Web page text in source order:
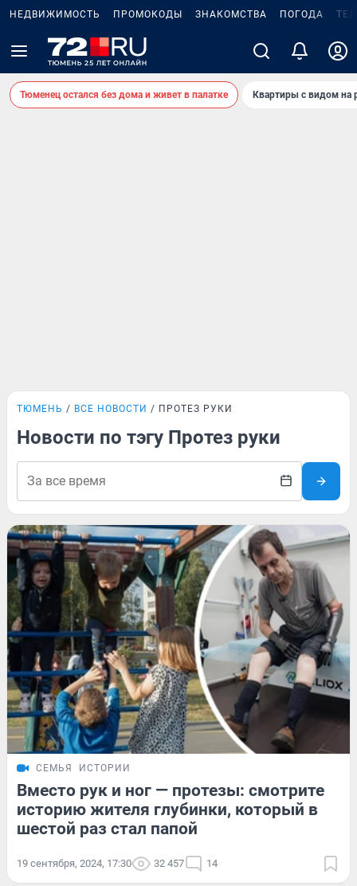
НЕДВИЖИМОСТЬ ПРОМОКОДЫ ЗНАКОМСТВА ПОГОДА
Тюменец остался без дома и живет в палатке Квартиры с видом на
ТЮМЕНЬ ВСЕ НОВОСТИ ПРОТЕЗ РУКИ
Новости по тэгу Протез руки
СЕМЬЯ ИСТОРИИ
Вместо рук и ног — протезы: смотрите
историю жителя глубинки, который в
шестой раз стал папой
19 сентября, 2024, 17:30 32 457 14